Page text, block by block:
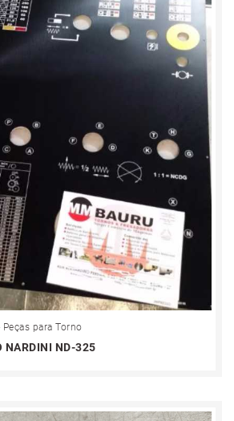
para Torno
NARDINI ND-325